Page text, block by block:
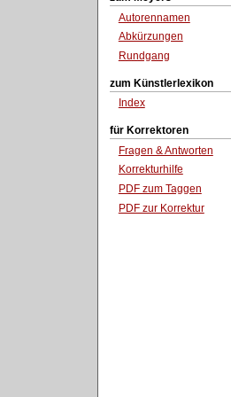
Autorennamen
Abkürzungen
Rundgang
zum Künstlerlexikon
Index
für Korrektoren
Fragen & Antworten
Korrekturhilfe
PDF zum Taggen
PDF zur Korrektur